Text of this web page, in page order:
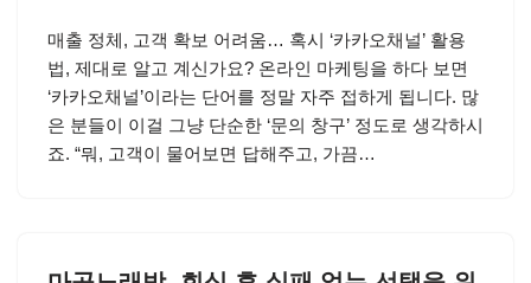
매출 정체, 고객 확보 어려움… 혹시 ‘카카오채널’ 활용
법, 제대로 알고 계신가요? 온라인 마케팅을 하다 보면
‘카카오채널’이라는 단어를 정말 자주 접하게 됩니다. 많
은 분들이 이걸 그냥 단순한 ‘문의 창구’ 정도로 생각하시
죠. “뭐, 고객이 물어보면 답해주고, 가끔…